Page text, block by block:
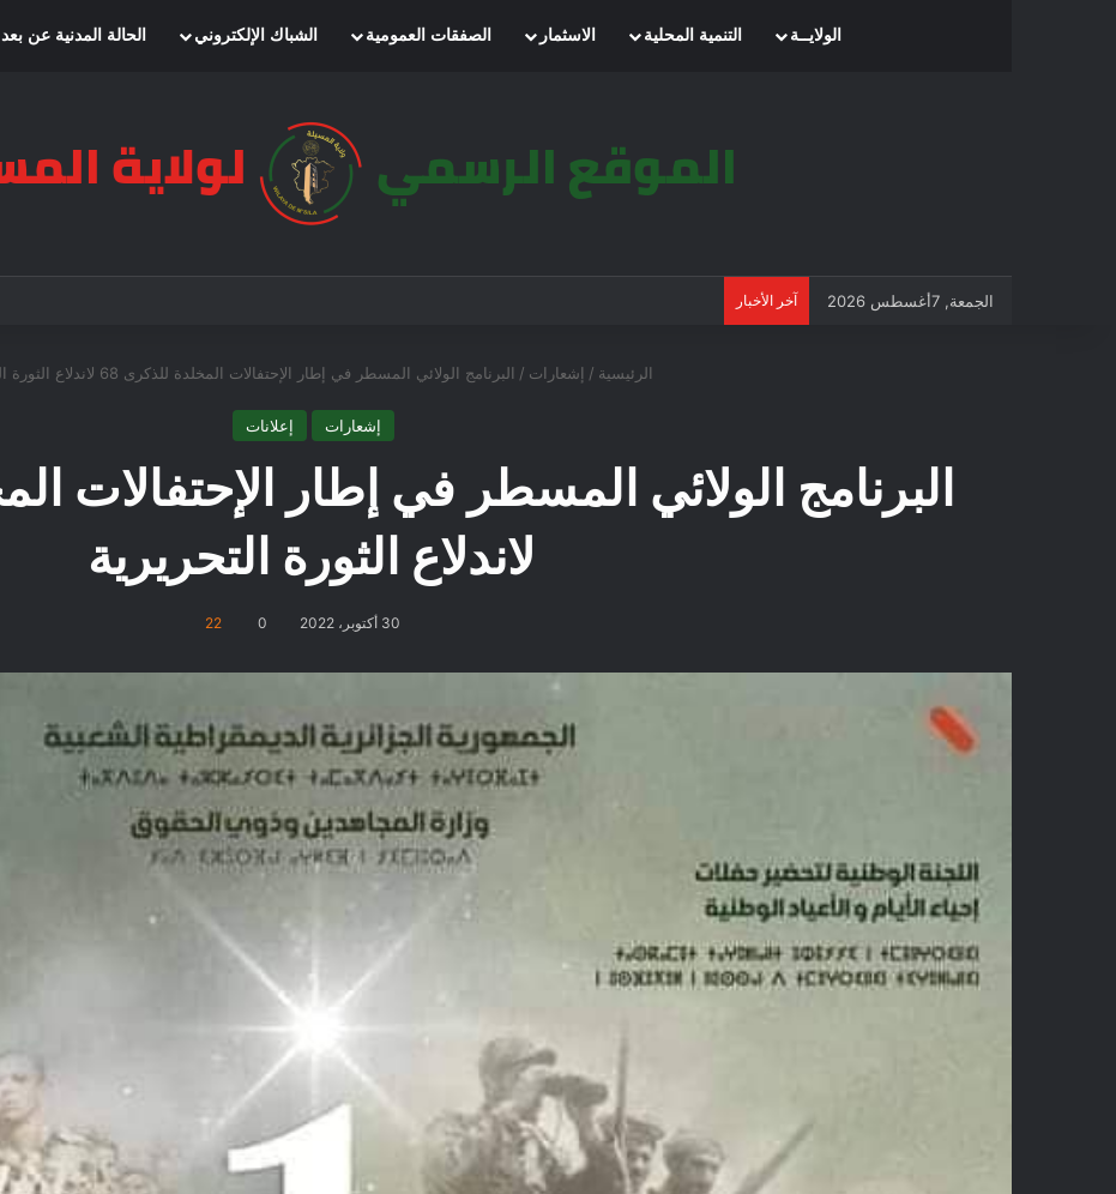
الرئيسيةالولايــة التنمية المحلية الاسثمار الصفقات العمومية الشباك الإلكتروني الحالة المدنية عن بعد
الجمعة, 7أغسطس 2026 آخر الأخبار
الرئيسية / إشعارات / البرنامج الولائي المسطر في إطار الإحتفالات المخلدة للذكرى 68 لاندلاع الثورة التحريرية
إشعارات إعلانات
لاندلاع الثورة التحريرية
30 أكتوبر، 2022 0
22